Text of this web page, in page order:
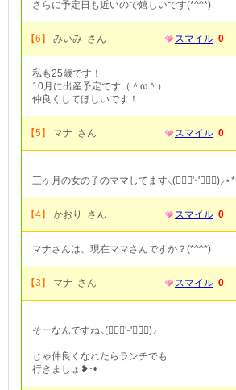
さらに予定日も近いので嬉しいです(*^^*)
【6】 みいみ さん スマイル 0
私も25歳です！
10月に出産予定です（＾ω＾）
仲良くしてほしいです！
【5】 マナ さん スマイル 0
三ヶ月の女の子のママしてます⸜(๑⃙⃘'ᵕ'๑⃙⃘)⸝⋆︎*
【4】 かおり さん スマイル 0
マナさんは、現在ママさんですか？(*^^*)
【3】 マナ さん スマイル 0
そーなんですね⸜(๑⃙⃘'ᵕ'๑⃙⃘)⸝
じゃ仲良くなれたらランチでも
行きましょ❥︎･•